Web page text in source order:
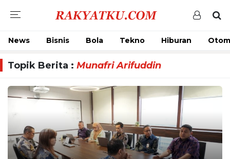
News Bisnis Bola Tekno Hiburan
Topik Berita : Munafri Arifuddin